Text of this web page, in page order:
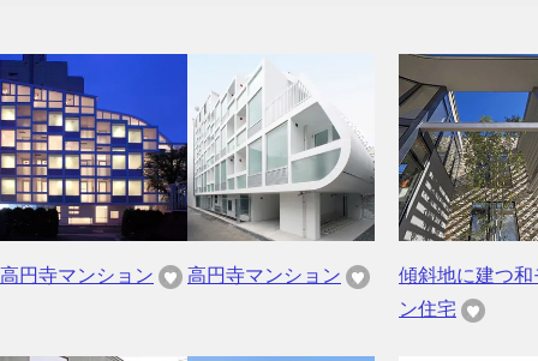
高円寺マンション 高円寺マンション
傾斜地に建つ和
ン住宅